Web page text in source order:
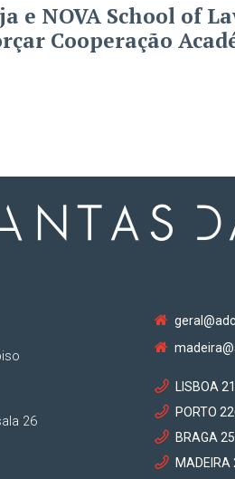
e NOVA School of
Cooperação
26
LISBOA
PORTO
BRAGA